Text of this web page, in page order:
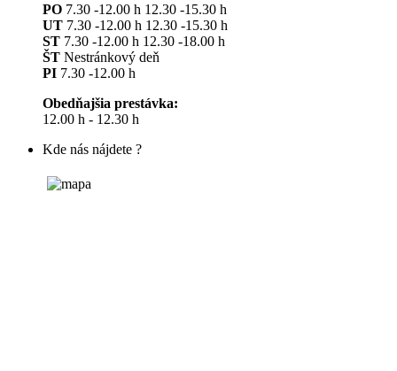
PO 7.30 -12.00 h 12.30 -15.30 h
UT 7.30 -12.00 h 12.30 -15.30 h
ST 7.30 -12.00 h 12.30 -18.00 h
ŠT Nestránkový deň
PI 7.30 -12.00 h
Obedňajšia prestávka:
12.00 h - 12.30 h
Kde nás nájdete ?